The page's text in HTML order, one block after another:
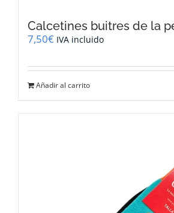
Calcetines buitres de la
7,50€ IVA incluido
Añadir al carrito